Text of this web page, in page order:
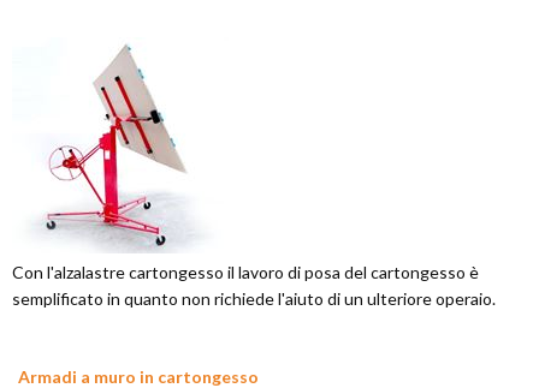
Con l'alzalastre cartongesso il lavoro di posa del cartongesso è
semplificato in quanto non richiede l'aiuto di un ulteriore operaio.
Armadi a muro in cartongesso